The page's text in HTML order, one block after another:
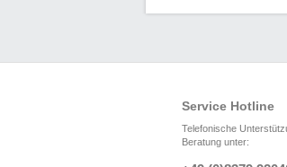
Service Hotline
Telefonische
Beratung unter: